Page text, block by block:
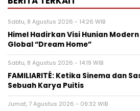
Sabtu, 8 Agustus 2026 - 14:26 WIB
Himel Hadirkan Visi Hunian
Global “Dream Home”
Sabtu, 8 Agustus 2026 - 14:19 WIB
FAMILIARITÉ: Ketika Sinema dan
Sebuah Karya Puitis
Jumat, 7 Agustus 2026 - 09:32 WIB